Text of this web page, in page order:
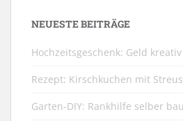
NEUESTE BEITRÄGE
Hochzeitsgeschenk: Geld
Rezept: Kirschkuchen mit
Garten-DIY: Rankhilfe selber